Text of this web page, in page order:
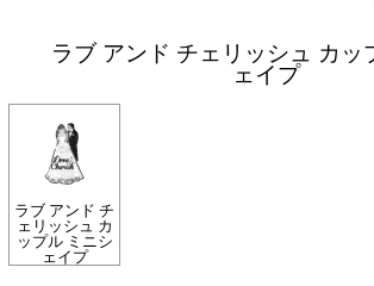
ラブ アンド チェリッシュ カッ
ェイプ
ラブ アンド チ
ェリッシュ カ
ップル ミニシ
ェイプ